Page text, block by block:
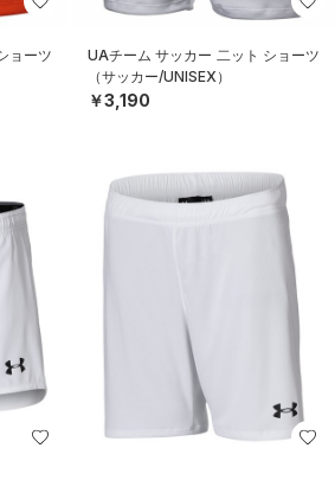
ョーツ
UAチーム サッカー 二ット ショーツ
（サッカー/UNISEX）
￥3,190